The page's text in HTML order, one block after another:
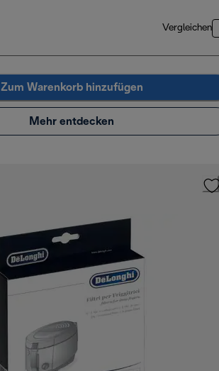
Vergleichen
Zum Warenkorb hinzufügen
Mehr entdecken